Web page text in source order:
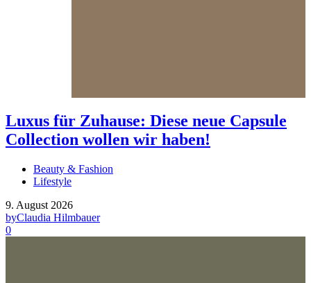
Luxus für Zuhause: Diese neue Capsule
Collection wollen wir haben!
Beauty & Fashion
Lifestyle
9. August 2026
byClaudia Hilmbauer
0